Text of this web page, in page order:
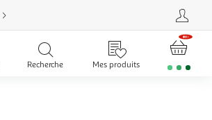
Recherche Mes produits